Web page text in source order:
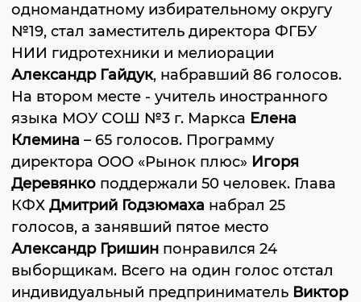
одномандатному избирательному округу
№19, стал заместитель директора ФГБУ
НИИ гидротехники и мелиорации
Александр Гайдук, набравший 86 голосов.
На втором месте - учитель иностранного
языка МОУ СОШ №3 г. Маркса Елена
Клемина – 65 голосов. Программу
директора ООО «Рынок плюс» Игоря
Деревянко поддержали 50 человек. Глава
КФХ Дмитрий Годзюмаха набрал 25
голосов, а занявший пятое место
Александр Гришин понравился 24
выборщикам. Всего на один голос отстал
индивидуальный предприниматель Виктор